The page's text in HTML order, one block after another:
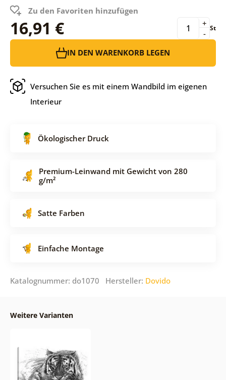
Zu den Favoriten hinzufügen
16,91 € -
+ St
IN DEN WARENKORB LEGEN
Versuchen Sie es mit einem Wandbild im eigenen
Interieur
Ökologischer Druck
Premium-Leinwand mit Gewicht von 280
g/m²
Satte Farben
Einfache Montage
Katalognummer: do1070 Hersteller: Dovido
Weitere Varianten